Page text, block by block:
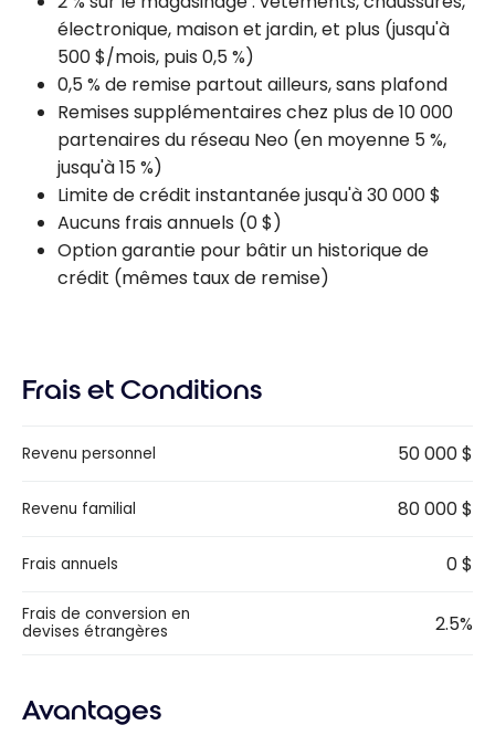
électronique, maison et jardin, et plus (jusqu'à
500 $/mois, puis 0,5 %)
0,5 % de remise partout ailleurs, sans plafond
Remises supplémentaires chez plus de 10 000
partenaires du réseau Neo (en moyenne 5 %,
jusqu'à 15 %)
Limite de crédit instantanée jusqu'à 30 000 $
Aucuns frais annuels (0 $)
Option garantie pour bâtir un historique de
crédit (mêmes taux de remise)
Frais et Conditions
Revenu personnel 50 000 $
Revenu familial 80 000 $
Frais annuels 0 $
Frais de conversion en
devises étrangères
2.5%
Avantages